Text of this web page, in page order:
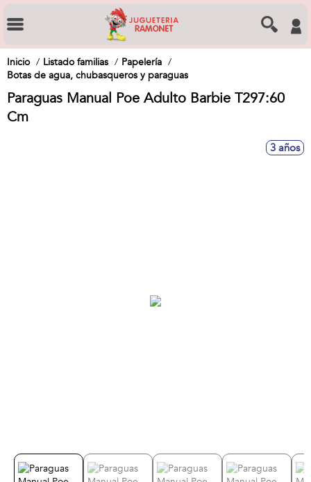
Inicio Listado familias
Papelería
Botas de agua, chubasqueros y paraguas
Paraguas Manual Poe Adulto Barbie T297:60
Cm
3 años